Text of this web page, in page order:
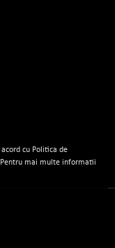
cu Politica de
mai multe informatii